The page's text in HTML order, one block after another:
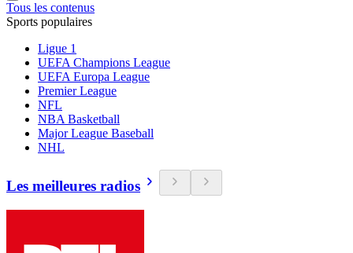
Tous les contenus
Sports populaires
Ligue 1
UEFA Champions League
UEFA Europa League
Premier League
NFL
NBA Basketball
Major League Baseball
NHL
Les meilleures radios